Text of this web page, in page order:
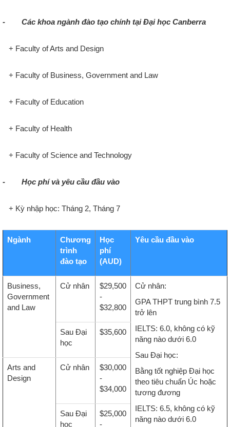
- Các khoa ngành đào tạo chính tại Đại học Canberra
+ Faculty of Arts and Design
+ Faculty of Business, Government and Law
+ Faculty of Education
+ Faculty of Health
+ Faculty of Science and Technology
- Học phí và yêu cầu đầu vào
+ Kỳ nhập học: Tháng 2, Tháng 7
Ngành
Chương
trình
đào tạo
Học
phí
(AUD)
Yêu cầu đầu vào
Business,
Government
and Law
Cử nhân
$29,500
-
$32,800
Cử nhân:
GPA THPT trung bình 7.5
trở lên
IELTS: 6.0, không có kỹ
năng nào dưới 6.0
Sau Đại học:
Bằng tốt nghiệp Đại học
theo tiêu chuẩn Úc hoặc
tương đương
IELTS: 6.5, không có kỹ
năng nào dưới 6.0
Sau Đại
học
$35,600
Arts and
Design
Cử nhân
$30,000
-
$34,000
Sau Đại
học
$25,000
-